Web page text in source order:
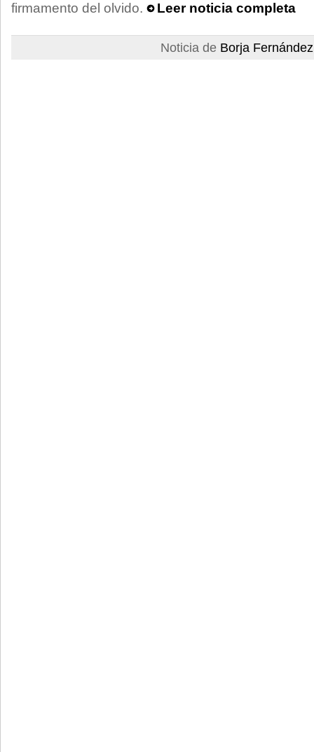
firmamento del olvido.
Leer noticia completa
Noticia de Borja Fernández